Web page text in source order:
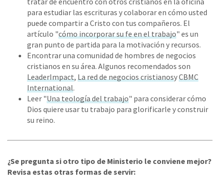
para estudiar las escrituras y colaborar en cómo usted
puede compartir a Cristo con tus compañeros. El
artículo "cómo incorporar su fe en el trabajo" es un
gran punto de partida para la motivación y recursos.
Encontrar una comunidad de hombres de negocios
cristianos en su área. Algunos recomendados son
LeaderImpact, La red de negocios cristianosyCBMC
International.
Leer "Una teología del trabajo" para considerar cómo
Dios quiere usar tu trabajo para glorificarle y construir
su reino.
¿Se pregunta si otro tipo de Ministerio le conviene mejor?
Revisa estas otras formas de servir: